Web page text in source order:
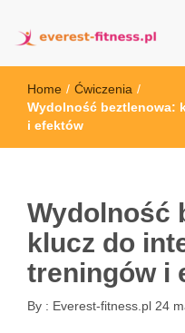
everest-fitness.pl
Home / Ćwiczenia /
Wydolność beztlenowa:
i efektów
Wydolność
klucz do
treningów i
By : Everest-fitness.pl 24